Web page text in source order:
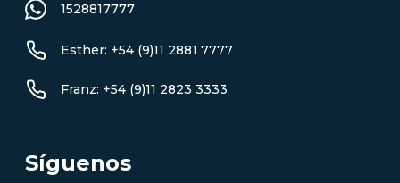
1528817777
Esther: +54 (9)11 2881 7777
Franz: +54 (9)11 2823 3333
Síguenos